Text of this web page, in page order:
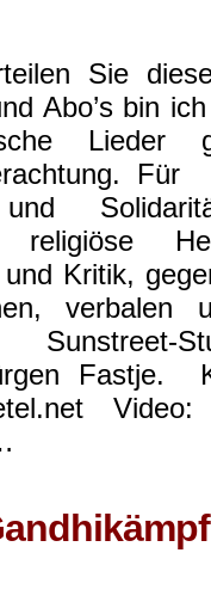
Sie
Abo’s bin
Lieder
und
religiöse
Kritik,
Sunstreet-
Fastje.